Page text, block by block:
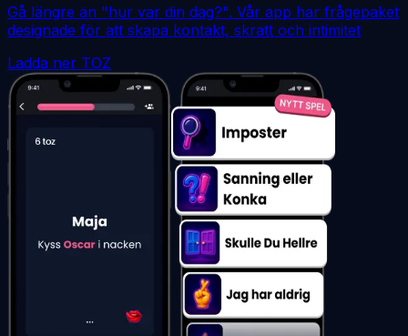
Gå längre än "hur var din dag?". Vår app har frågepaket
designade för att skapa kontakt, skratt och intimitet
Ladda ner TOZ